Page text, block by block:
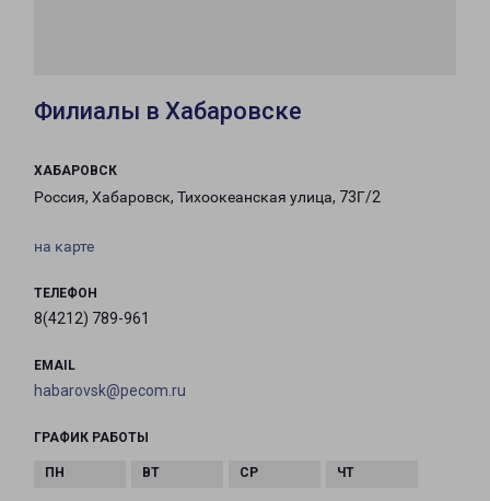
Филиалы в Хабаровске
ХАБАРОВСК
Россия, Хабаровск, Тихоокеанская улица, 73Г/2
на карте
ТЕЛЕФОН
8(4212) 789-961
EMAIL
habarovsk@pecom.ru
ГРАФИК РАБОТЫ